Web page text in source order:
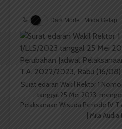
Dark Mode | Moda Gelap
Surat edaran Wakil Rektor 1
tanggal 25 Mei 2023,
Pelaksanaan Wisuda Periode IV
| Mila Audia